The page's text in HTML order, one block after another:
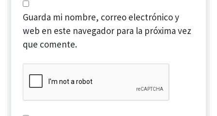
Guarda mi nombre, correo electrónico y
web en este navegador para la próxima vez
que comente.